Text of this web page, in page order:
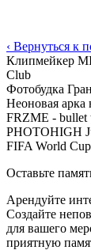
‹ Вернуться к
Клипмейкер
Club
Фотобудка
Неоновая
FRZME - bullet
PHOTOHIGH
FIFA World
Оставьте
Арендуйте
Создайте
для вашего
приятную